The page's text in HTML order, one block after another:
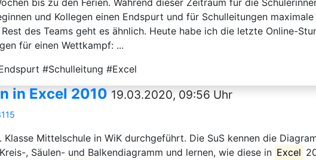
bis zu den Ferien. Während dieser Zeitraum für die
und Kollegen einen Endspurt und für Schulleitungen
des Teams geht es ähnlich. Heute habe ich die letzte Online-
für einen Wettkampf: ...
#Schulleitung #Excel
in Excel 2010 19.03.2020, 09:56 Uhr
Mittelschule in WiK durchgeführt. Die SuS kennen die
, Säulen- und Balkendiagramm und lernen, wie diese in Excel